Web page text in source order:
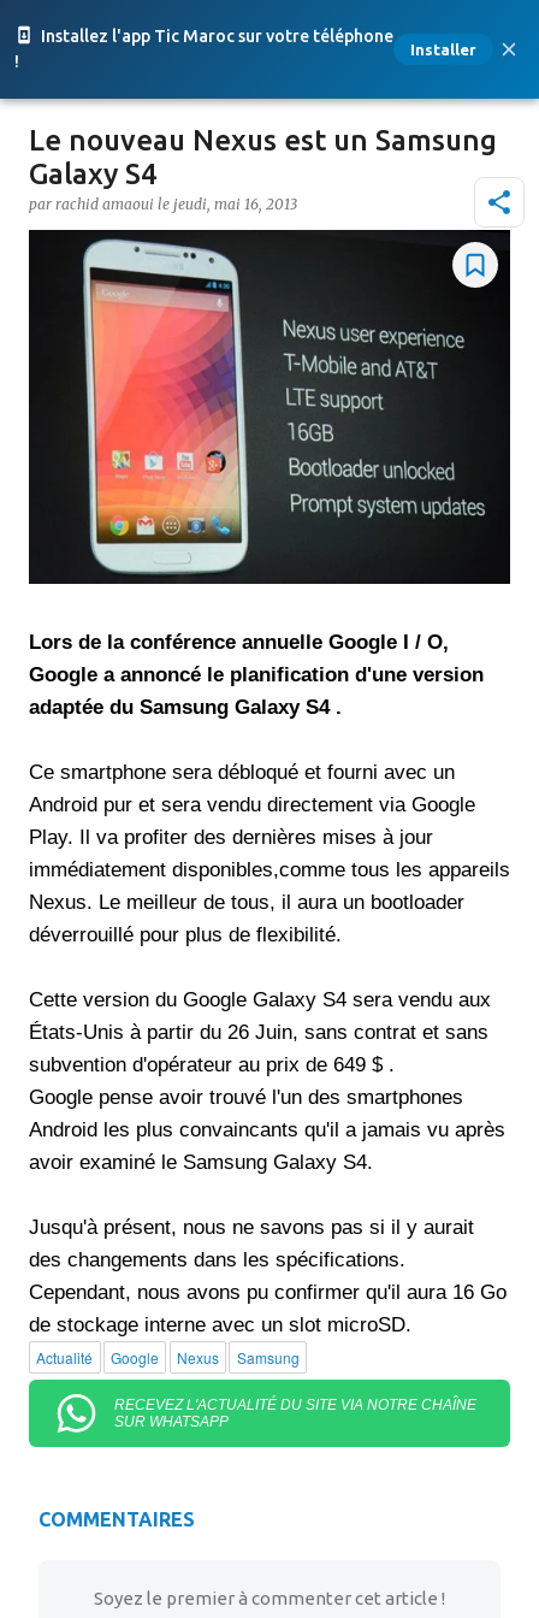
Installez l'app Tic Maroc sur votre téléphone
!
Installer
Accéder au contenu principal
Le nouveau Nexus est un Samsung
Galaxy S4
par rachid amaoui le jeudi, mai 16, 2013
Lors de la conférence annuelle Google I / O,
Google a annoncé le planification d'une version
adaptée du Samsung Galaxy S4 .
Ce smartphone sera débloqué et fourni avec un
Android pur et sera vendu directement via Google
Play. Il va profiter des dernières mises à jour
immédiatement disponibles,comme tous les appareils
Nexus. Le meilleur de tous, il aura un bootloader
déverrouillé pour plus de flexibilité.
Cette version du Google Galaxy S4 sera vendu aux
États-Unis à partir du 26 Juin, sans contrat et sans
subvention d'opérateur au prix de 649 $ .
Google pense avoir trouvé l'un des smartphones
Android les plus convaincants qu'il a jamais vu après
avoir examiné le Samsung Galaxy S4.
Jusqu'à présent, nous ne savons pas si il y aurait
des changements dans les spécifications.
Cependant, nous avons pu confirmer qu'il aura 16 Go
de stockage interne avec un slot microSD.
Actualité Google Nexus Samsung
RECEVEZ L'ACTUALITÉ DU SITE VIA NOTRE CHAÎNE
SUR WHATSAPP
COMMENTAIRES
Soyez le premier à commenter cet article !